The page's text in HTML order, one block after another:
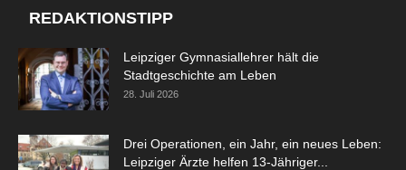
REDAKTIONSTIPP
Leipziger Gymnasiallehrer hält die
Stadtgeschichte am Leben
28. Juli 2026
Drei Operationen, ein Jahr, ein neues Leben:
Leipziger Ärzte helfen 13-Jähriger...